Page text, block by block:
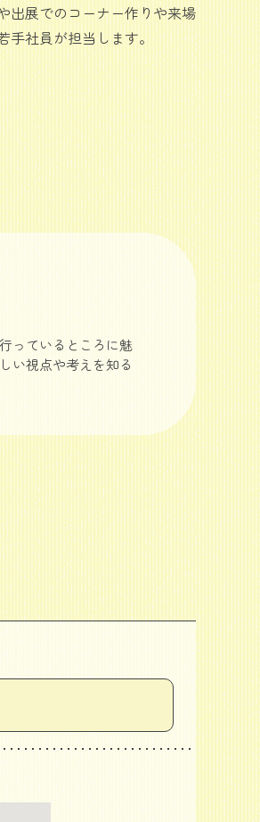
出展でのコーナー作りや来場
手社員が担当します。
っているところに魅
い視点や考えを知る